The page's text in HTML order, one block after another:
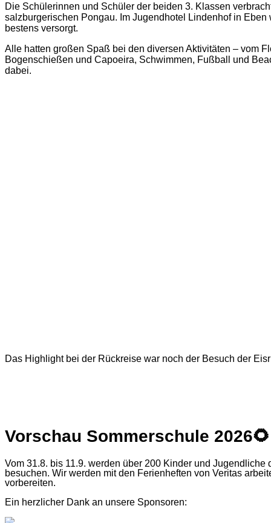
Die Schülerinnen und Schüler der beiden 3. Klassen
salzburgerischen Pongau. Im Jugendhotel Lindenhof in
bestens versorgt.
Alle hatten großen Spaß bei den diversen Aktivitäten – vom
Bogenschießen und Capoeira, Schwimmen, Fußball und
dabei.
Das Highlight bei der Rückreise war noch der Besuch der
Vorschau Sommerschule 2026🌻
Vom 31.8. bis 11.9. werden über 200 Kinder und
besuchen. Wir werden mit den Ferienheften von Veritas
vorbereiten.
Ein herzlicher Dank an unsere Sponsoren: